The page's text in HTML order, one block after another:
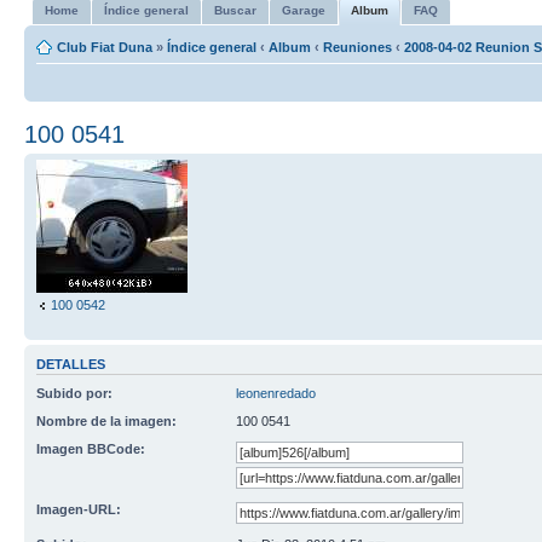
Home Índice general Buscar Garage Album FAQ
Club Fiat Duna » Índice general ‹ Album ‹ Reuniones ‹ 2008-04-02 Reunion
100 0541
100 0542
DETALLES
Subido por:
leonenredado
Nombre de la imagen:
100 0541
Imagen BBCode:
Imagen-URL: